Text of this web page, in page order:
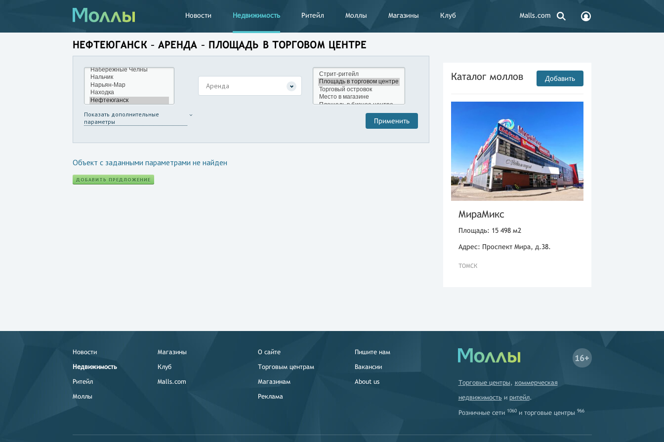
Новости Недвижимость Ритейл Моллы Магазины Клуб Malls.com
НЕФТЕЮГАНСК – АРЕНДА – ПЛОЩАДЬ В ТОРГОВОМ ЦЕНТРЕ
Аренда
Показать дополнительные
параметры
Объект с заданными параметрами не найден
ДОБАВИТЬ ПРЕДЛОЖЕНИЕ
Каталог моллов Добавить
МираМикс
Площадь: 15 498 м2
Адрес: Проспект Мира, д.38.
ТОМСК
Новости
Недвижимость
Ритейл
Моллы
Магазины
Клуб
Malls.com
О сайте
Торговым центрам
Магазинам
Реклама
Пишите нам
Вакансии
About us
16+
Торговые центры, коммерческая
недвижимость и ритейл.
Розничные сети 1060и торговые центры 966